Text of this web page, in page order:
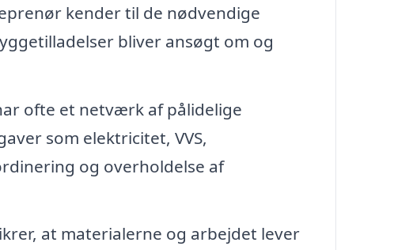
kender til de nødvendige
bliver ansøgt om og
ofte et netværk af pålidelige
som elektricitet, VVS,
og overholdelse af
at materialerne og arbejdet lever